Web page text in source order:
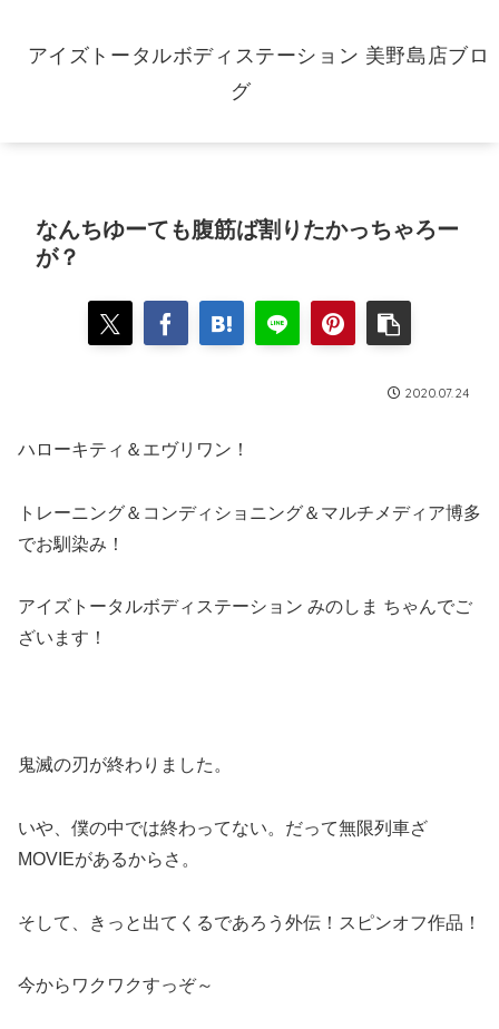
アイズトータルボディステーション 美野島店ブロ
グ
なんちゆーても腹筋ば割りたかっちゃろー
が？
2020.07.24
ハローキティ＆エヴリワン！
トレーニング＆コンディショニング＆マルチメディア博多
でお馴染み！
アイズトータルボディステーション みのしま ちゃんでご
ざいます！
鬼滅の刃が終わりました。
いや、僕の中では終わってない。だって無限列車ざ
MOVIEがあるからさ。
そして、きっと出てくるであろう外伝！スピンオフ作品！
今からワクワクすっぞ～